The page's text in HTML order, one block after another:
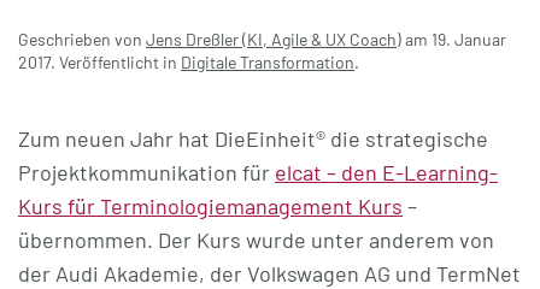
Geschrieben von Jens Dreßler (KI, Agile & UX Coach)am 19. Januar
2017. Veröffentlicht in Digitale Transformation.
Zum neuen Jahr hat DieEinheit­­® die strategische
Projektkommunikation für elcat – den E-Learning-
Kurs für Terminologiemanagement Kurs –
übernommen. Der Kurs wurde unter anderem von
der Audi Akademie, der Volkswagen AG und TermNet